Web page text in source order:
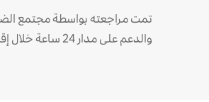
تمت مراجعته بواسطة مجتمع
والدعم على مدار 24 ساعة خلال إقامتك الطويلة.